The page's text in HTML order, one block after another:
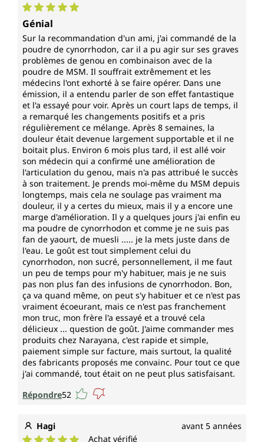
Note moyenne de 5 sur 5 étoiles
Génial
Sur la recommandation d'un ami, j'ai commandé de la
poudre de cynorrhodon, car il a pu agir sur ses graves
problèmes de genou en combinaison avec de la
poudre de MSM. Il souffrait extrêmement et les
médecins l'ont exhorté à se faire opérer. Dans une
émission, il a entendu parler de son effet fantastique
et l'a essayé pour voir. Après un court laps de temps, il
a remarqué les changements positifs et a pris
régulièrement ce mélange. Après 8 semaines, la
douleur était devenue largement supportable et il ne
boitait plus. Environ 6 mois plus tard, il est allé voir
son médecin qui a confirmé une amélioration de
l'articulation du genou, mais n'a pas attribué le succès
à son traitement. Je prends moi-même du MSM depuis
longtemps, mais cela ne soulage pas vraiment ma
douleur, il y a certes du mieux, mais il y a encore une
marge d'amélioration. Il y a quelques jours j'ai enfin eu
ma poudre de cynorrhodon et comme je ne suis pas
fan de yaourt, de muesli ..... je la mets juste dans de
l'eau. Le goût est tout simplement celui du
cynorrhodon, non sucré, personnellement, il me faut
un peu de temps pour m'y habituer, mais je ne suis
pas non plus fan des infusions de cynorrhodon. Bon,
ça va quand même, on peut s'y habituer et ce n'est pas
vraiment écoeurant, mais ce n'est pas franchement
mon truc, mon frère l'a essayé et a trouvé cela
délicieux ... question de goût. J'aime commander mes
produits chez Narayana, c'est rapide et simple,
paiement simple sur facture, mais surtout, la qualité
des fabricants proposés me convainc. Pour tout ce que
j'ai commandé, tout était on ne peut plus satisfaisant.
Répondre52
Hagi
avant 5 années
Achat vérifié